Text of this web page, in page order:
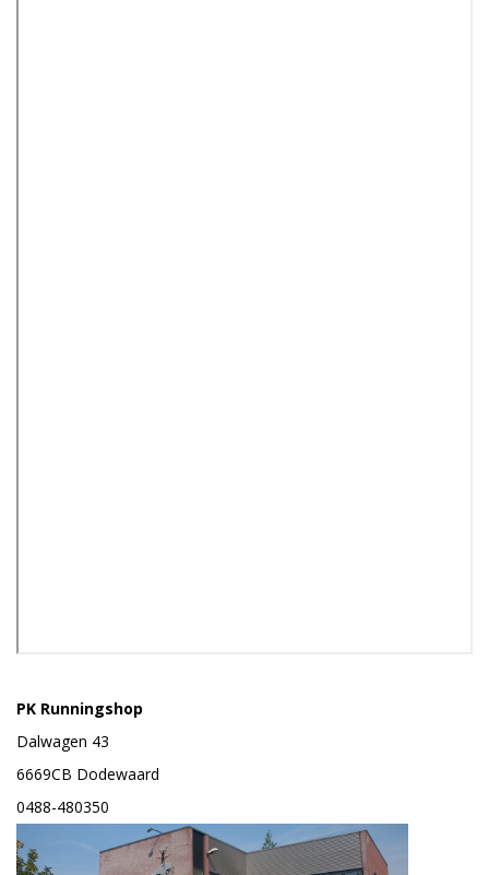
PK Runningshop
Dalwagen 43
6669CB Dodewaard
0488-480350